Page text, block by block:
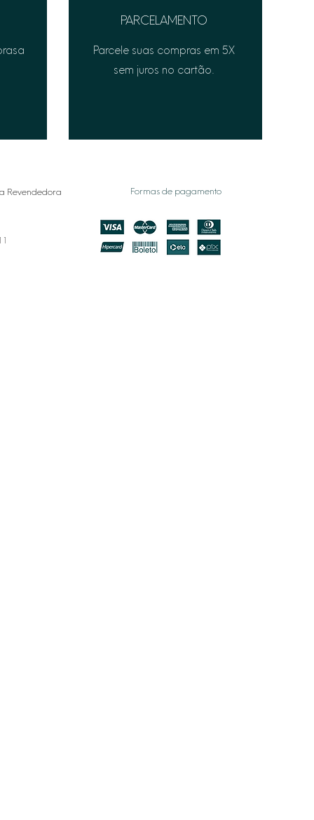
PARCELAMENTO
Parcele suas compras em 5X
sem juros no cartão.
Formas de pagamento
Revendedora